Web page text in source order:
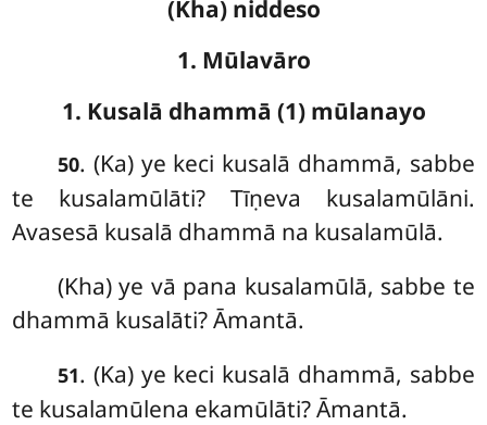
(Kha) niddeso
1. Mūlavāro
1. Kusalā dhammā (1) mūlanayo
50. (Ka) ye keci kusalā dhammā, sabbe
te kusalamūlāti? Tīṇeva kusalamūlāni.
Avasesā kusalā dhammā na kusalamūlā.
(Kha) ye vā pana kusalamūlā, sabbe te
dhammā kusalāti? Āmantā.
51. (Ka) ye keci kusalā dhammā, sabbe
te kusalamūlena ekamūlāti? Āmantā.